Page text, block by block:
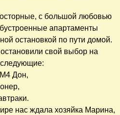
с большой любовью
апартаменты
остановкой по пути домой.
свой выбор на
М4 Дон,
нас ждала хозяйка Марина,